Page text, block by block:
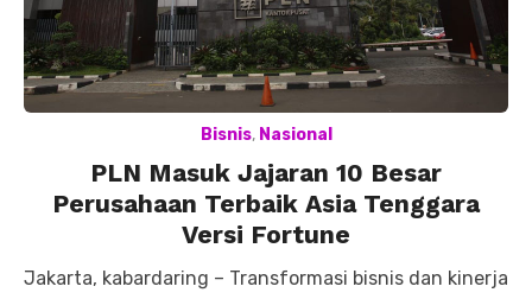
Bisnis, Nasional
PLN Masuk Jajaran 10 Besar
Perusahaan Terbaik Asia Tenggara
Versi Fortune
Jakarta, kabardaring – Transformasi bisnis dan kinerja